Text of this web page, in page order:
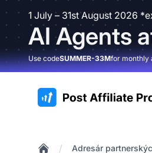
1 July – 31st August 2026
AI Agents
Use codeSUMMER-33Mfor monthly
:site.title
/ Adresár